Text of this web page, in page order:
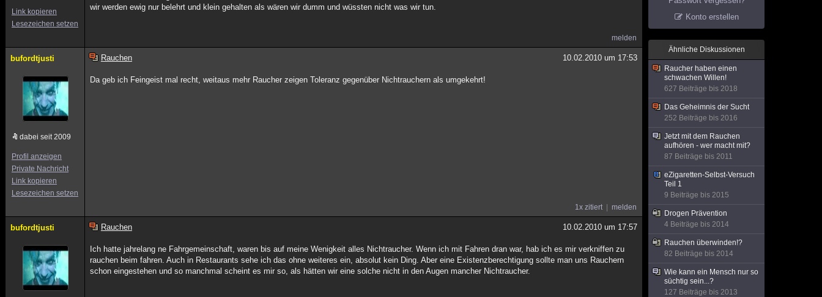
Link kopieren
Lesezeichen setzen
wir werden ewig nur belehrt und klein gehalten als wären wir dumm und wüssten nicht was wir tun.
melden
bufordtjusti
dabei seit 2009
Profil anzeigen
Private Nachricht
Link kopieren
Lesezeichen setzen
Rauchen 10.02.2010 um 17:53
Da geb ich Feingeist mal recht, weitaus mehr Raucher zeigen Toleranz gegenüber Nichtrauchern als umgekehrt!
1x zitiert melden
bufordtjusti Rauchen 10.02.2010 um 17:57
Ich hatte jahrelang ne Fahrgemeinschaft, waren bis auf meine Wenigkeit alles Nichtraucher. Wenn ich mit Fahren dran war, hab ich es mir verkniffen zu
rauchen beim fahren. Auch in Restaurants sehe ich das ohne weiteres ein, absolut kein Ding. Aber eine Existenzberechtigung sollte man uns Rauchern
schon eingestehen und so manchmal scheint es mir so, als hätten wir eine solche nicht in den Augen mancher Nichtraucher.
Konto erstellen
Ähnliche Diskussionen
Raucher haben einen
schwachen Willen!
627 Beiträge bis 2018
Das Geheimnis der Sucht
252 Beiträge bis 2016
Jetzt mit dem Rauchen
aufhören - wer macht mit?
87 Beiträge bis 2011
eZigaretten-Selbst-Versuch
Teil 1
9 Beiträge bis 2015
Drogen Prävention
4 Beiträge bis 2014
Rauchen überwinden!?
82 Beiträge bis 2014
Wie kann ein Mensch nur so
süchtig sein...?
127 Beiträge bis 2013